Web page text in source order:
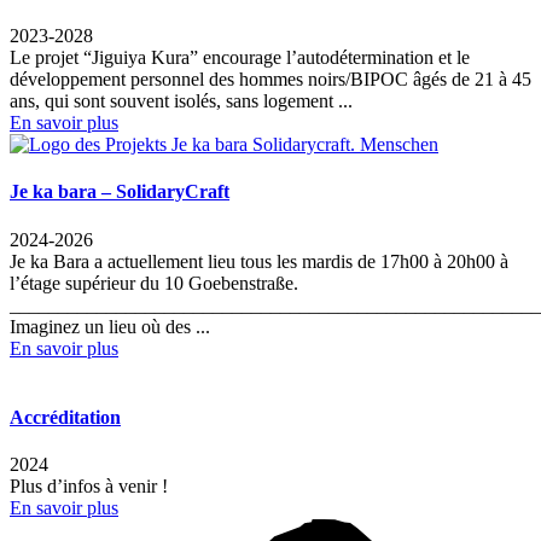
2023-2028
Le projet “Jiguiya Kura” encourage l’autodétermination et le
développement personnel des hommes noirs/BIPOC âgés de 21 à 45
ans, qui sont souvent isolés, sans logement ...
En savoir plus
Je ka bara – SolidaryCraft
2024-2026
Je ka Bara a actuellement lieu tous les mardis de 17h00 à 20h00 à
l’étage supérieur du 10 Goebenstraße.
Imaginez un lieu où des ...
En savoir plus
Accréditation
2024
Plus d’infos à venir !
En savoir plus